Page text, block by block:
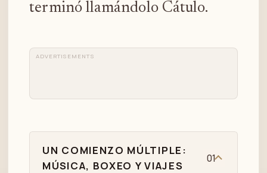
terminó llamándolo Cátulo.
ADVERTISEMENTS
UN COMIENZO MÚLTIPLE:
MÚSICA, BOXEO Y VIAJES
01